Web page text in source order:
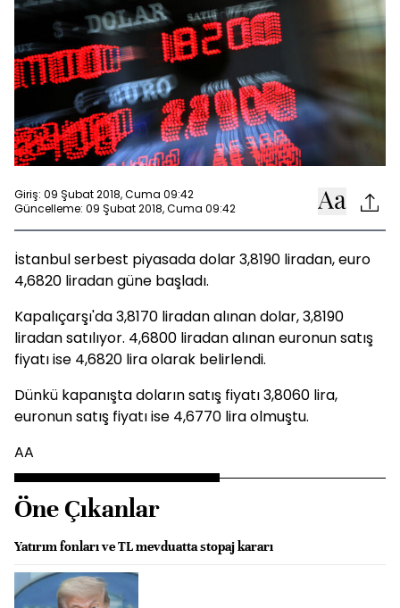
Giriş: 09 Şubat 2018, Cuma 09:42
Güncelleme: 09 Şubat 2018, Cuma 09:42
İstanbul serbest piyasada dolar 3,8190 liradan, euro
4,6820 liradan güne başladı.
Kapalıçarşı'da 3,8170 liradan alınan dolar, 3,8190
liradan satılıyor. 4,6800 liradan alınan euronun satış
fiyatı ise 4,6820 lira olarak belirlendi.
Dünkü kapanışta doların satış fiyatı 3,8060 lira,
euronun satış fiyatı ise 4,6770 lira olmuştu.
AA
Öne Çıkanlar
Yatırım fonları ve TL mevduatta stopaj kararı